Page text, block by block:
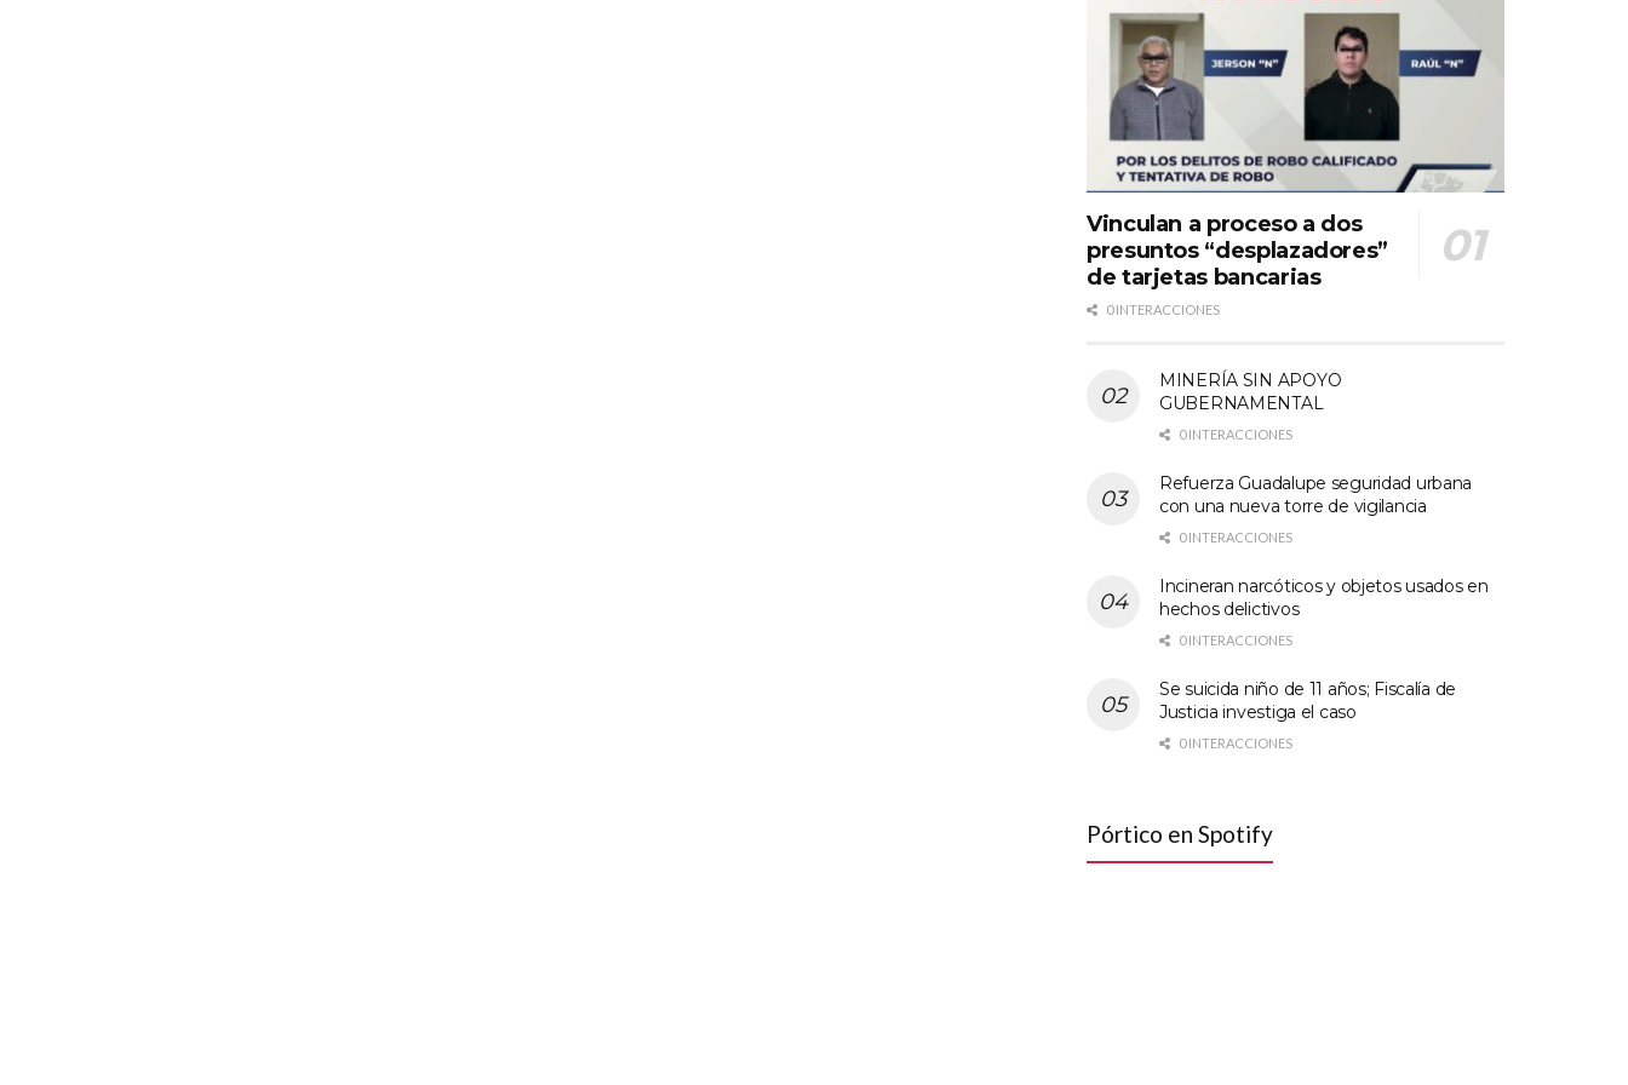
Vinculan a proceso a dos
presuntos “desplazadores”
de tarjetas bancarias
0 INTERACCIONES
MINERÍA SIN APOYO
GUBERNAMENTAL
0 INTERACCIONES
Refuerza Guadalupe seguridad urbana
con una nueva torre de vigilancia
0 INTERACCIONES
Incineran narcóticos y objetos usados en
hechos delictivos
0 INTERACCIONES
Se suicida niño de 11 años; Fiscalía de
Justicia investiga el caso
0 INTERACCIONES
Pórtico en Spotify